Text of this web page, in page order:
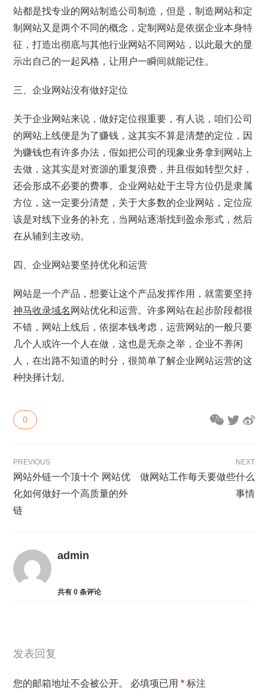
站都是找专业的网站制造公司制造，但是，制造网站和定
制网站又是两个不同的概念，定制网站是依据企业本身特
征，打造出彻底与其他行业网站不同网站，以此最大的显
示出自己的一起风格，让用户一瞬间就能记住。
三、企业网站没有做好定位
关于企业网站来说，做好定位很重要，有人说，咱们公司
的网站上线便是为了赚钱，这其实不算是清楚的定位，因
为赚钱也有许多办法，假如把公司的现象业务拿到网站上
去做，这其实是对资源的重复浪费，并且假如转型欠好，
还会形成不必要的费事。企业网站处于主导方位仍是隶属
方位，这一定要分清楚，关于大多数的企业网站，定位应
该是对线下业务的补充，当网站逐渐找到盈余形式，然后
在从辅到主改动。
四、企业网站要坚持优化和运营
网站是一个产品，想要让这个产品发挥作用，就需要坚持
神马收录域名 网站优化和运营。许多网站在起步阶段都很
不错，网站上线后，依据本钱考虑，运营网站的一般只要
几个人或许一个人在做，这也是无奈之举，企业不养闲
人，在出路不知道的时分，很简单了解企业网站运营的这
种抉择计划。
0
PREVIOUS
网站外链一个顶十个 网站优
化如何做好一个高质量的外
链
NEXT
做网站工作每天要做些什么
事情
admin
共有0 条评论
发表回复
您的邮箱地址不会被公开。 必填项已用* 标注